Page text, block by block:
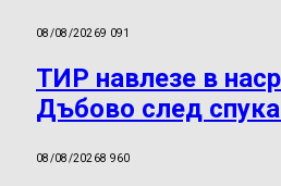
08/08/20269 091
ТИР навлезе в
Дъбово след
08/08/20268 960